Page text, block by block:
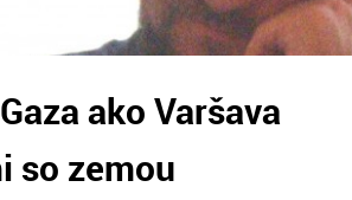
ako Varšava
so zemou